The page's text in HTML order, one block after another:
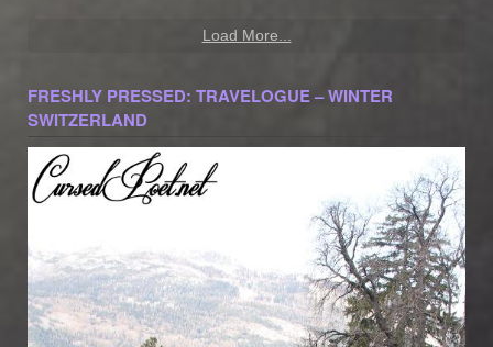
Load More...
FRESHLY PRESSED: TRAVELOGUE – WINTER
SWITZERLAND